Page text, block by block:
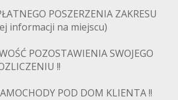
POSZERZENIA ZAKRESU
informacji na miejscu)
POZOSTAWIENIA SWOJEGO
!!
POD DOM KLIENTA !!